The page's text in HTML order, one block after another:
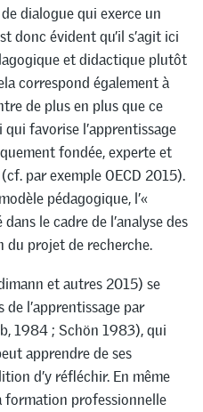
dialogue qui exerce un
donc évident qu’il s’agit ici
et didactique plutôt
correspond également à
de plus en plus que ce
qui favorise l’apprentissage
fondée, experte et
par exemple OECD 2015).
pédagogique, l’«
le cadre de l’analyse des
du projet de recherche.
et autres 2015) se
de l’apprentissage par
1984 ; Schön 1983), qui
apprendre de ses
d’y réfléchir. En même
formation professionnelle